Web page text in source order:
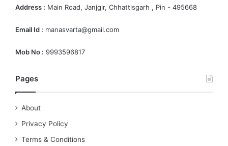
Address : Main Road, Janjgir, Chhattisgarh , Pin - 495668
Email Id : manasvarta@gmail.com
Mob No : 9993596817
Pages
About
Privacy Policy
Terms & Conditions